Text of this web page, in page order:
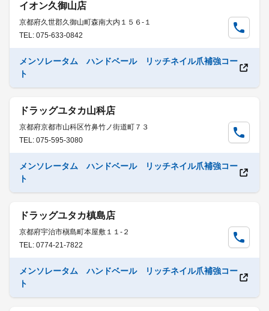
イオン久御山店
京都府久世郡久御山町森南大内１５６-１
TEL: 075-633-0842
メンソレータム ハンドベール リッチネイル爪補強コー
ト
ドラッグユタカ山科店
京都府京都市山科区竹鼻竹ノ街道町７３
TEL: 075-595-3080
メンソレータム ハンドベール リッチネイル爪補強コー
ト
ドラッグユタカ槙島店
京都府宇治市槇島町本屋敷１１-２
TEL: 0774-21-7822
メンソレータム ハンドベール リッチネイル爪補強コー
ト